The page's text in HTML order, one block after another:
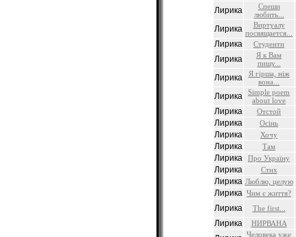
Лирика
Спеши
любить...
Лирика
Виртуалу
посвящается...
Лирика
Cтуденти
Лирика
Я к Вам
пишу...
Лирика
Я гiрша, нiж
вона...
Лирика
Simple poem
about love
Лирика
Отстой
Лирика
Осiнь
Лирика
Хочу
Лирика
Там
Лирика
Про Україну
Лирика
Стих
Лирика Люблю, целую
Лирика Чим є життя?
Лирика
The first...
Лирика
НИРВАНА
Человека уже